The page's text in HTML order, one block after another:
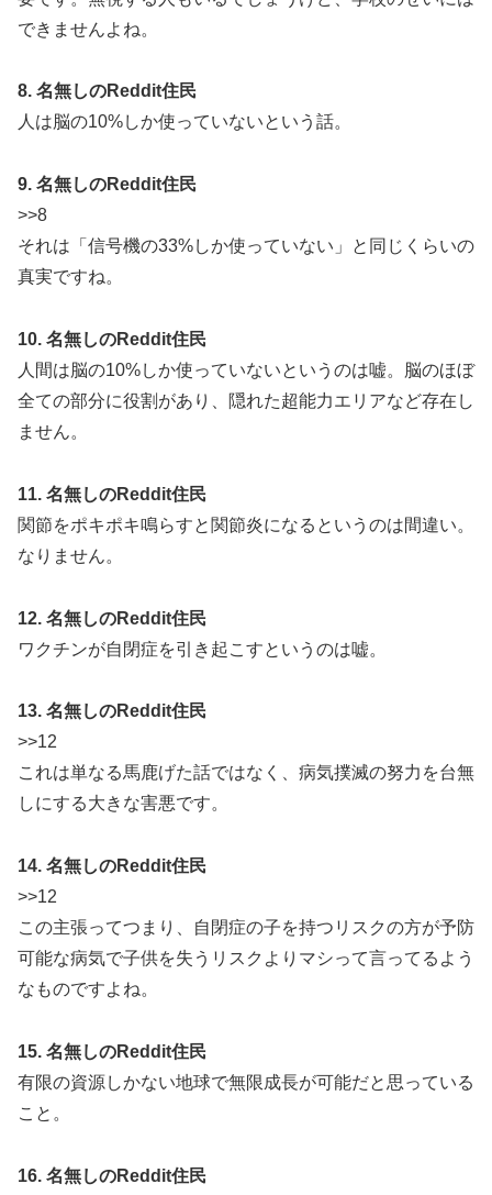
できませんよね。
8. 名無しのReddit住民
人は脳の10%しか使っていないという話。
9. 名無しのReddit住民
>>8
それは「信号機の33%しか使っていない」と同じくらいの
真実ですね。
10. 名無しのReddit住民
人間は脳の10%しか使っていないというのは嘘。脳のほぼ
全ての部分に役割があり、隠れた超能力エリアなど存在し
ません。
11. 名無しのReddit住民
関節をポキポキ鳴らすと関節炎になるというのは間違い。
なりません。
12. 名無しのReddit住民
ワクチンが自閉症を引き起こすというのは嘘。
13. 名無しのReddit住民
>>12
これは単なる馬鹿げた話ではなく、病気撲滅の努力を台無
しにする大きな害悪です。
14. 名無しのReddit住民
>>12
この主張ってつまり、自閉症の子を持つリスクの方が予防
可能な病気で子供を失うリスクよりマシって言ってるよう
なものですよね。
15. 名無しのReddit住民
有限の資源しかない地球で無限成長が可能だと思っている
こと。
16. 名無しのReddit住民